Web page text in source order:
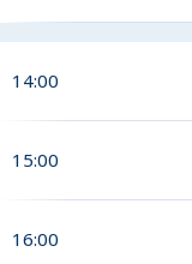
14:00
15:00
16:00